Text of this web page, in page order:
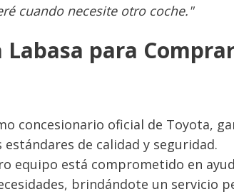
cuando necesite otro coche."
para
concesionario oficial de Toyota,
de calidad y seguridad.
equipo está comprometido en
brindándote un servicio